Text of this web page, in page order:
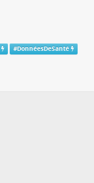
#DonnéesDeSanté